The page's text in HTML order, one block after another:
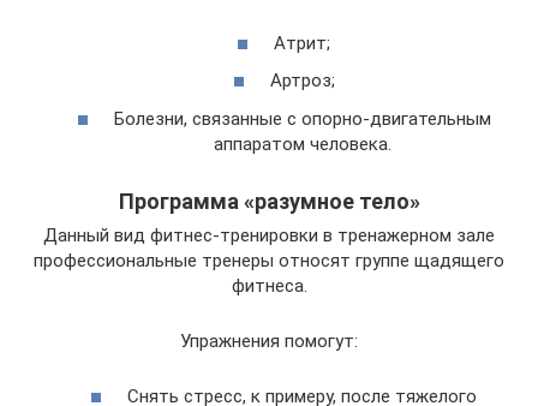
Атрит;
Артроз;
Болезни, связанные с опорно-двигательным
аппаратом человека.
Программа «разумное тело»
Данный вид фитнес-тренировки в тренажерном зале
профессиональные тренеры относят группе щадящего
фитнеса.
Упражнения помогут:
Снять стресс, к примеру, после тяжелого